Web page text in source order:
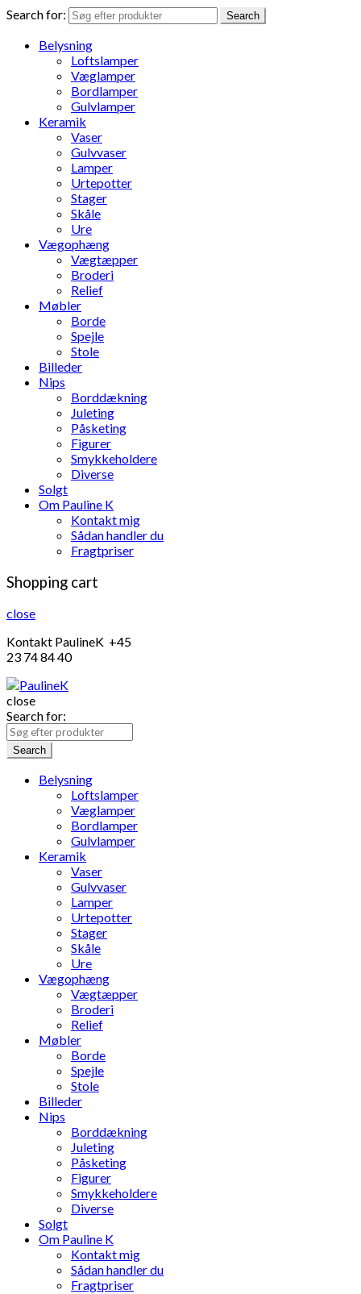
Search for: Search
Belysning
Loftslamper
Væglamper
Bordlamper
Gulvlamper
Keramik
Vaser
Gulvvaser
Lamper
Urtepotter
Stager
Skåle
Ure
Vægophæng
Vægtæpper
Broderi
Relief
Møbler
Borde
Spejle
Stole
Billeder
Nips
Borddækning
Juleting
Påsketing
Figurer
Smykkeholdere
Diverse
Solgt
Om Pauline K
Kontakt mig
Sådan handler du
Fragtpriser
Shopping cart
close
Kontakt PaulineK +45
23 74 84 40
close
Search for:
Search
Belysning
Loftslamper
Væglamper
Bordlamper
Gulvlamper
Keramik
Vaser
Gulvvaser
Lamper
Urtepotter
Stager
Skåle
Ure
Vægophæng
Vægtæpper
Broderi
Relief
Møbler
Borde
Spejle
Stole
Billeder
Nips
Borddækning
Juleting
Påsketing
Figurer
Smykkeholdere
Diverse
Solgt
Om Pauline K
Kontakt mig
Sådan handler du
Fragtpriser